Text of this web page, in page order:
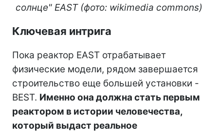
солнце" EAST (фото: wikimedia commons)
Ключевая интрига
Пока реактор EAST отрабатывает
физические модели, рядом завершается
строительство еще большей установки -
BEST. Именно она должна стать первым
реактором в истории человечества,
который выдаст реальное